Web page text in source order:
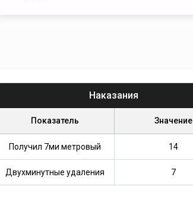
Наказания
Показатель Значение
Получил 7ми метровый 14
Двухминутные удаления 7